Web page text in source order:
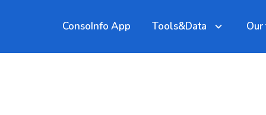
ConsoInfo App Tools&Data